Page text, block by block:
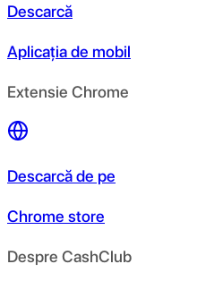
Descarcă
Aplicația de mobil
Extensie Chrome
Descarcă de pe
Chrome store
Despre CashClub